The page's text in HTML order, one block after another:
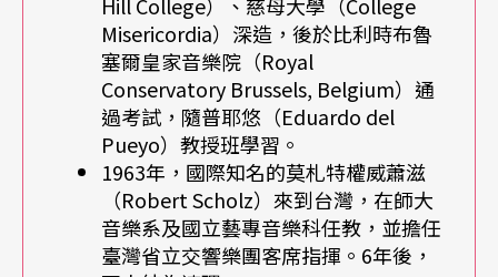
——」大家開懷大笑。幫傭答應之後會把網頁上的
內容唸給吳老師聽……
Hill College）、慈母大學（College
Misericordia）深造，後於比利時布魯
塞爾皇家音樂院（Royal
Conservatory Brussels, Belgium）通
過考試，隨普耶悠（Eduardo del
Pueyo）教授班學習。
1963年，國際知名的莫札特權威蕭滋
（Robert Scholz）來到台灣，在師大
音樂系及國立藝專音樂科任教，並擔任
臺灣省立交響樂團客席指揮。6年後，